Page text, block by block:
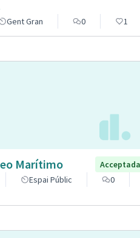
Gent Gran 0 1
Marítimo
Acceptada
Espai Públic
0